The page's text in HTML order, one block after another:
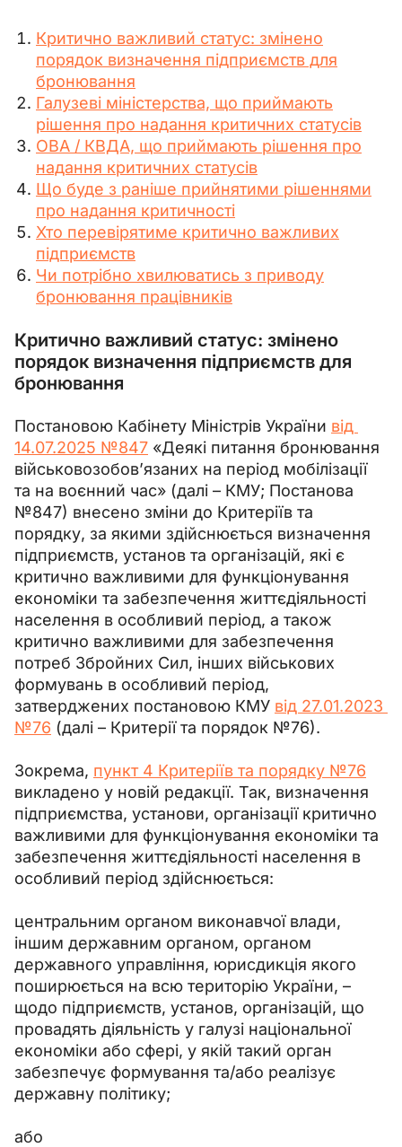
Критично важливий статус: змінено
порядок визначення підприємств для
бронювання
Галузеві міністерства, що приймають
рішення про надання критичних статусів
ОВА / КВДА, що приймають рішення про
надання критичних статусів
Що буде з раніше прийнятими рішеннями
про надання критичності
Хто перевірятиме критично важливих
підприємств
Чи потрібно хвилюватись з приводу
бронювання працівників
Критично важливий статус: змінено
порядок визначення підприємств для
бронювання
Постановою Кабінету Міністрів України від
14.07.2025 №847 «Деякі питання бронювання
військовозобов’язаних на період мобілізації
та на воєнний час» (далі – КМУ; Постанова
№847) внесено зміни до Критеріїв та
порядку, за якими здійснюється визначення
підприємств, установ та організацій, які є
критично важливими для функціонування
економіки та забезпечення життєдіяльності
населення в особливий період, а також
критично важливими для забезпечення
потреб Збройних Сил, інших військових
формувань в особливий період,
затверджених постановою КМУ від 27.01.2023
№76 (далі – Критерії та порядок №76).
Зокрема, пункт 4 Критеріїв та порядку №76
викладено у новій редакції. Так, визначення
підприємства, установи, організації критично
важливими для функціонування економіки та
забезпечення життєдіяльності населення в
особливий період здійснюється:
центральним органом виконавчої влади,
іншим державним органом, органом
державного управління, юрисдикція якого
поширюється на всю територію України, –
щодо підприємств, установ, організацій, що
провадять діяльність у галузі національної
економіки або сфері, у якій такий орган
забезпечує формування та/або реалізує
державну політику;
або